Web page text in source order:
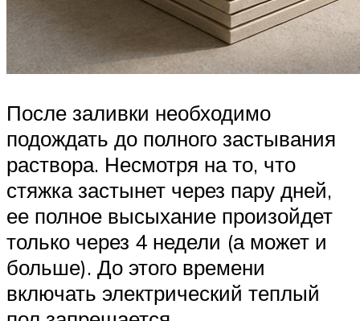
После заливки необходимо
подождать до полного застывания
раствора. Несмотря на то, что
стяжка застынет через пару дней,
ее полное высыхание произойдет
только через 4 недели (а может и
больше). До этого времени
включать электрический теплый